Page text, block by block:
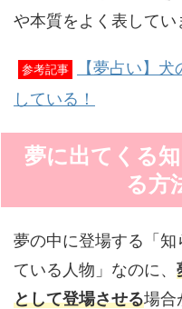
や本質をよく表してい
参考記事
【夢占い】
している！
夢に出てくる
る方
夢の中に登場する「
ている人物」なのに、
として登場させる場合